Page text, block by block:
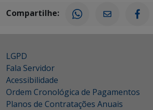
Compartilhe:
LGPD
Fala Servidor
Acessibilidade
Ordem Cronológica de Pagamentos
Planos de Contratações Anuais